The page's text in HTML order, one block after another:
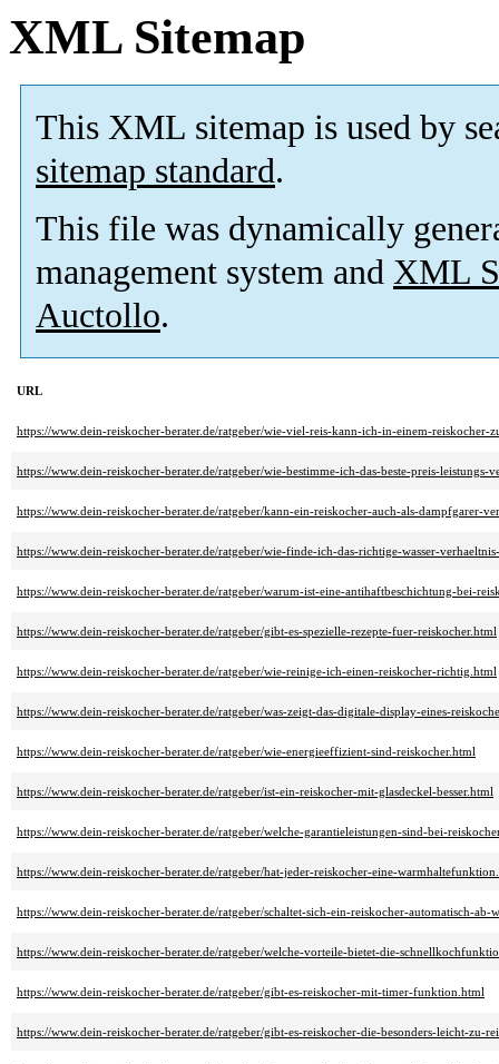
XML Sitemap
This XML sitemap is used by
sitemap standard.
This file was dynamically
management system and XML
Auctollo.
URL
https://www.dein-reiskocher-berater.de/ratgeber/wie-viel-reis-kann-ich-in-einem-reiskocher-
https://www.dein-reiskocher-berater.de/ratgeber/wie-bestimme-ich-das-beste-preis-leistungs-
https://www.dein-reiskocher-berater.de/ratgeber/kann-ein-reiskocher-auch-als-dampfgarer-
https://www.dein-reiskocher-berater.de/ratgeber/wie-finde-ich-das-richtige-wasser-
https://www.dein-reiskocher-berater.de/ratgeber/warum-ist-eine-antihaftbeschichtung-bei-
https://www.dein-reiskocher-berater.de/ratgeber/gibt-es-spezielle-rezepte-fuer-reiskocher.html
https://www.dein-reiskocher-berater.de/ratgeber/wie-reinige-ich-einen-reiskocher-richtig.html
https://www.dein-reiskocher-berater.de/ratgeber/was-zeigt-das-digitale-display-eines-
https://www.dein-reiskocher-berater.de/ratgeber/wie-energieeffizient-sind-reiskocher.html
https://www.dein-reiskocher-berater.de/ratgeber/ist-ein-reiskocher-mit-glasdeckel-besser.html
https://www.dein-reiskocher-berater.de/ratgeber/welche-garantieleistungen-sind-bei-
https://www.dein-reiskocher-berater.de/ratgeber/hat-jeder-reiskocher-eine-
https://www.dein-reiskocher-berater.de/ratgeber/schaltet-sich-ein-reiskocher-automatisch-
https://www.dein-reiskocher-berater.de/ratgeber/welche-vorteile-bietet-die-
https://www.dein-reiskocher-berater.de/ratgeber/gibt-es-reiskocher-mit-timer-funktion.html
https://www.dein-reiskocher-berater.de/ratgeber/gibt-es-reiskocher-die-besonders-leicht-zu-